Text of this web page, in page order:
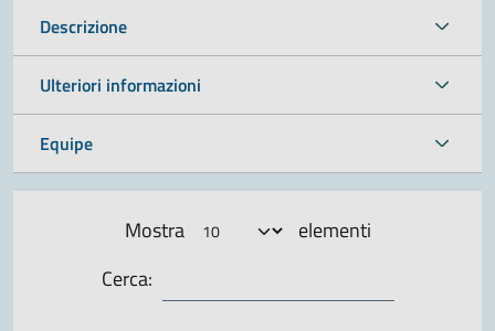
Descrizione
Ulteriori informazioni
Equipe
Mostra
elementi
Cerca: